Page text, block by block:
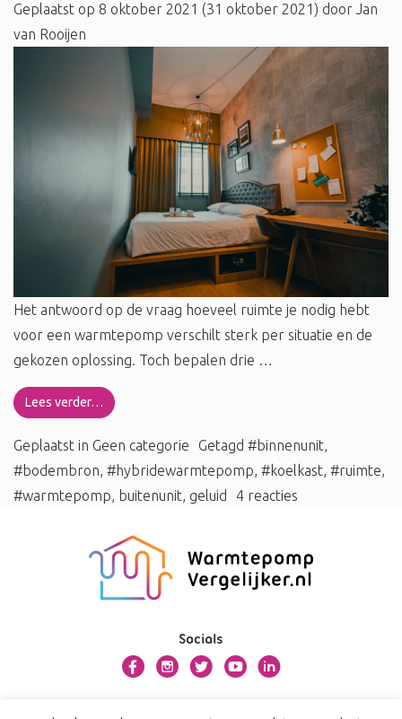
Geplaatst op 8 oktober 2021 (31 oktober 2021) door Jan
van Rooijen
Het antwoord op de vraag hoeveel ruimte je nodig hebt
voor een warmtepomp verschilt sterk per situatie en de
gekozen oplossing. Toch bepalen drie …
Lees verder…
Geplaatst in Geen categorie Getagd #binnenunit,
#bodembron, #hybridewarmtepomp, #koelkast, #ruimte,
#warmtepomp, buitenunit, geluid 4 reacties
Socials